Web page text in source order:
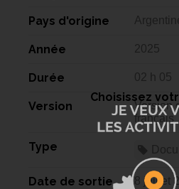
Pays d'origine
Année 2025
Durée 02 h 05
Version
Version
français
Type
Date de sortie 8 juillet
Choisissez